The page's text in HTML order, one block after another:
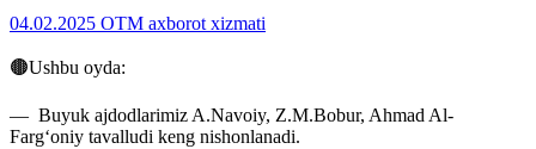
04.02.2025 OTM axborot xizmati
🟤Ushbu oyda:
— Buyuk ajdodlarimiz A.Navoiy, Z.M.Bobur, Ahmad Al-
Farg‘oniy tavalludi keng nishonlanadi.